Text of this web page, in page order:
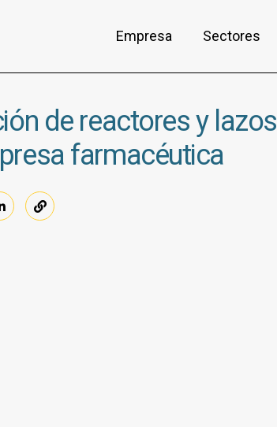
Empresa Sectores
de reactores y lazos
farmacéutica